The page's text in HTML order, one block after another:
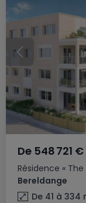
Résidence «
Bereldange
De 548 721 €
De 41 à 334